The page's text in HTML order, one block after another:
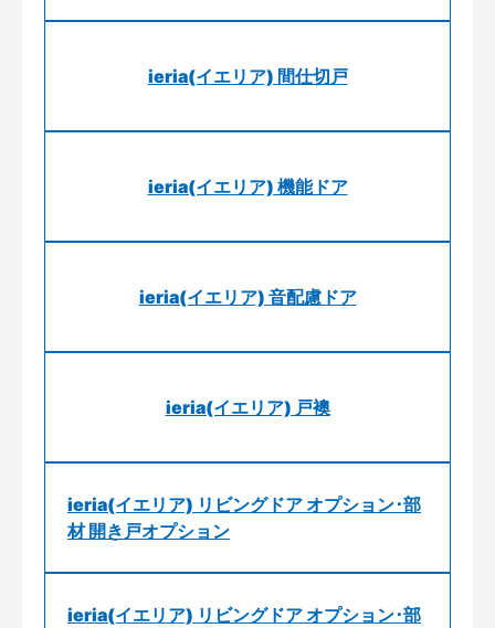
ieria(イエリア) 間仕切戸
ieria(イエリア) 機能ドア
ieria(イエリア) 音配慮ドア
ieria(イエリア) 戸襖
ieria(イエリア) リビングドア オプション･部
材 開き戸オプション
ieria(イエリア) リビングドア オプション･部